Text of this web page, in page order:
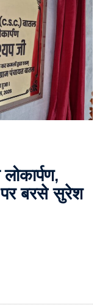
पर बरसे सुरेश